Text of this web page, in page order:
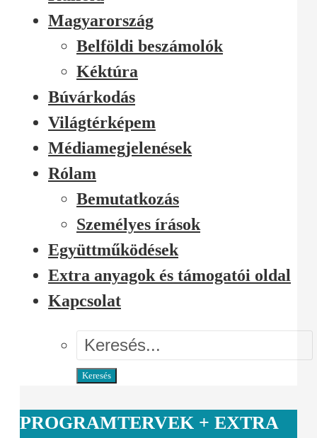
Magyarország
Belföldi beszámolók
Kéktúra
Búvárkodás
Világtérképem
Médiamegjelenések
Rólam
Bemutatkozás
Személyes írások
Együttműködések
Extra anyagok és támogatói oldal
Kapcsolat
Keresés
PROGRAMTERVEK + EXTRA